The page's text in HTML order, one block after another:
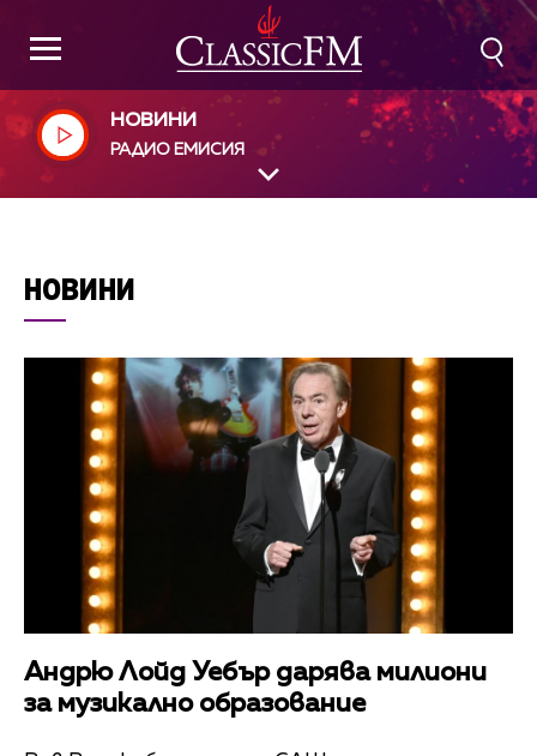
НОВИНИ
РАДИО ЕМИСИЯ
НОВИНИ
Андрю Лойд Уебър дарява милиони
за музикално образование